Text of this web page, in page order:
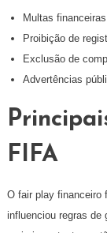
Multas
Proibição de
Exclusão de
Advertências
FIFA
O fair play financeiro
influenciou regras de